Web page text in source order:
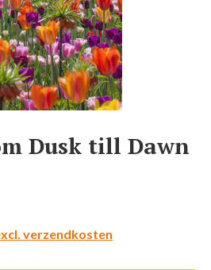
Dusk till Dawn
verzendkosten